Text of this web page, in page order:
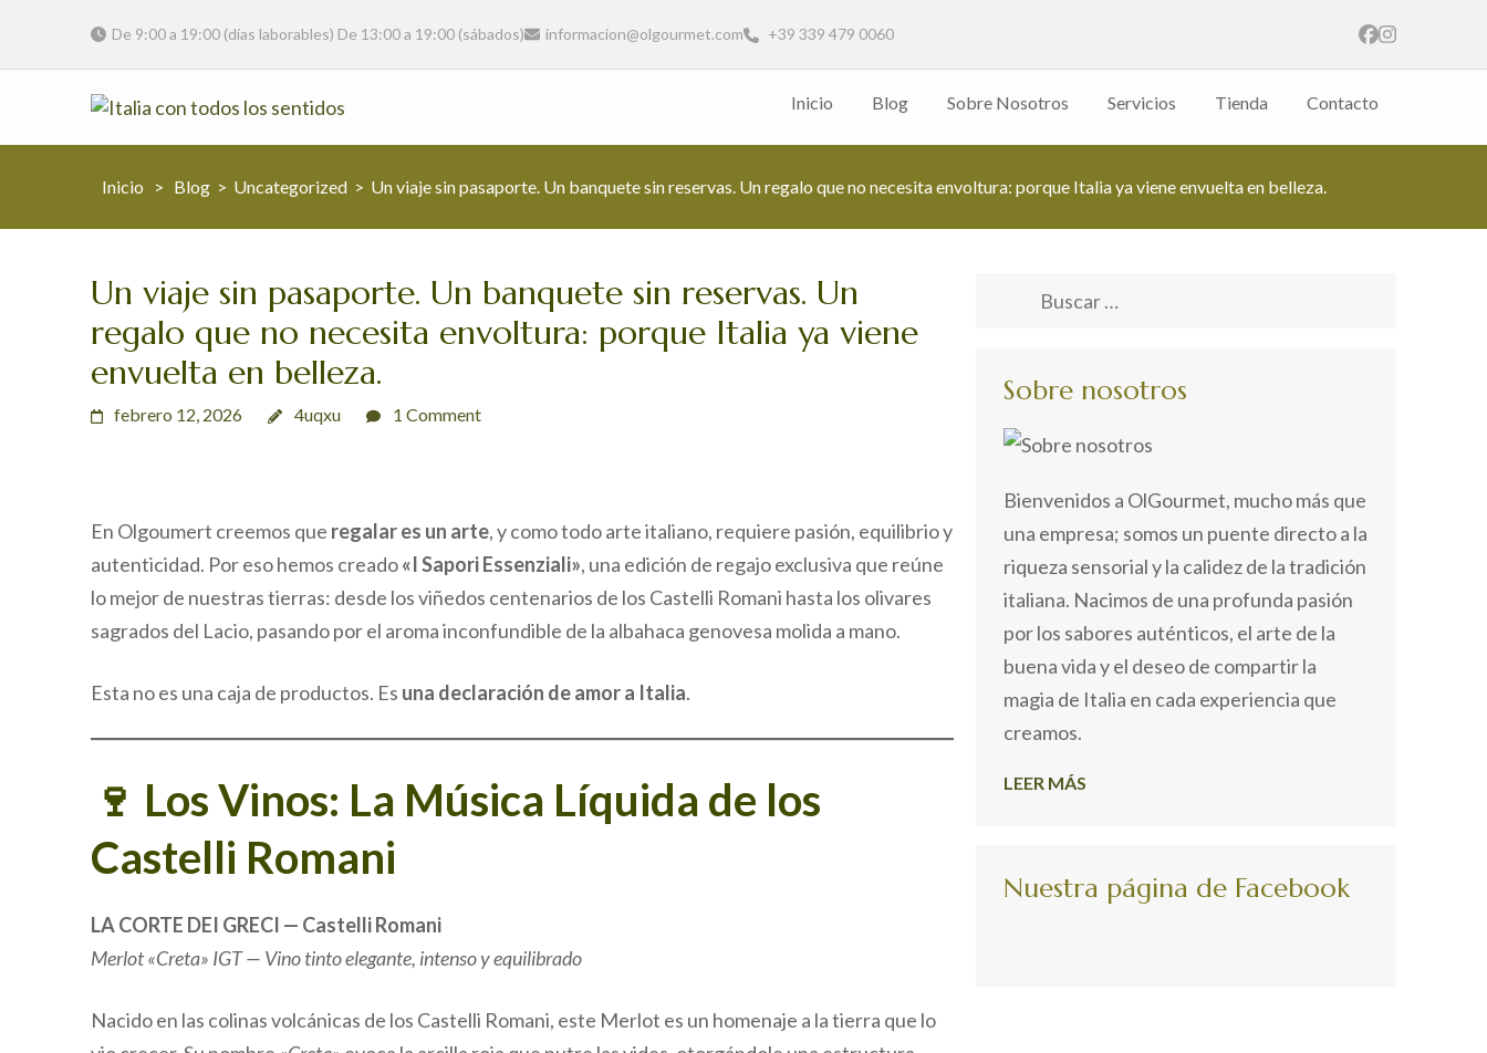
De 9:00 a 19:00 (días laborables) De 13:00 a 19:00 (sábados) informacion@olgourmet.com +39 339 479 0060
Inicio Blog Sobre Nosotros Servicios Tienda Contacto
Inicio > Blog > Uncategorized > Un viaje sin pasaporte. Un banquete sin reservas. Un regalo que no necesita envoltura: porque Italia ya viene envuelta en belleza.
Un viaje sin pasaporte. Un banquete sin reservas. Un
regalo que no necesita envoltura: porque Italia ya viene
envuelta en belleza.
febrero 12, 2026 4uqxu 1 Comment
En Olgoumert creemos que regalar es un arte, y como todo arte italiano, requiere pasión, equilibrio y
autenticidad. Por eso hemos creado«I Sapori Essenziali», una edición de regajo exclusiva que reúne
lo mejor de nuestras tierras: desde los viñedos centenarios de los Castelli Romani hasta los olivares
sagrados del Lacio, pasando por el aroma inconfundible de la albahaca genovesa molida a mano.
Esta no es una caja de productos. Es una declaración de amor a Italia.
🍷 Los Vinos: La Música Líquida de los
Castelli Romani
LA CORTE DEI GRECI — Castelli Romani
Merlot «Creta» IGT — Vino tinto elegante, intenso y equilibrado
Nacido en las colinas volcánicas de los Castelli Romani, este Merlot es un homenaje a la tierra que lo
Buscar:
Sobre nosotros
Bienvenidos a OlGourmet, mucho más que
una empresa; somos un puente directo a la
riqueza sensorial y la calidez de la tradición
italiana. Nacimos de una profunda pasión
por los sabores auténticos, el arte de la
buena vida y el deseo de compartir la
magia de Italia en cada experiencia que
creamos.
LEER MÁS
Nuestra página de Facebook